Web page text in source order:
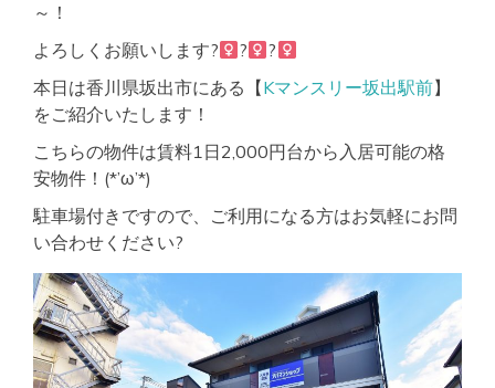
～！
よろしくお願いします?‍
?‍
?‍
本日は香川県坂出市にある【Kマンスリー坂出駅前】
をご紹介いたします！
こちらの物件は賃料1日2,000円台から入居可能の格
安物件！(*’ω’*)
駐車場付きですので、ご利用になる方はお気軽にお問
い合わせください?